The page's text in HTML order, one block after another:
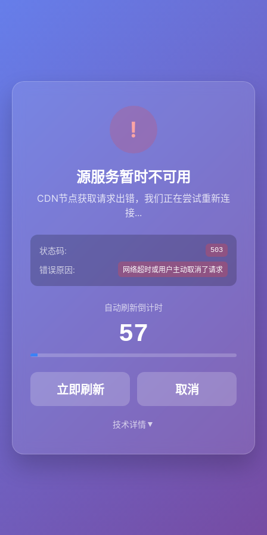
源服务暂时不可用
CDN节点获取请求出错，我们正在尝试重新连
接...
状态码: 503
错误原因: 网络超时或用户主动取消了请求
自动刷新倒计时
57
立即刷新 取消
技术详情▼